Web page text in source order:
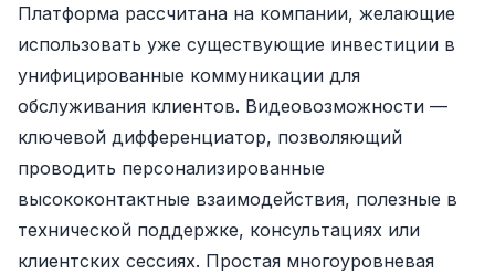
Платформа рассчитана на компании, желающие
использовать уже существующие инвестиции в
унифицированные коммуникации для
обслуживания клиентов. Видеовозможности —
ключевой дифференциатор, позволяющий
проводить персонализированные
высококонтактные взаимодействия, полезные в
технической поддержке, консультациях или
клиентских сессиях. Простая многоуровневая